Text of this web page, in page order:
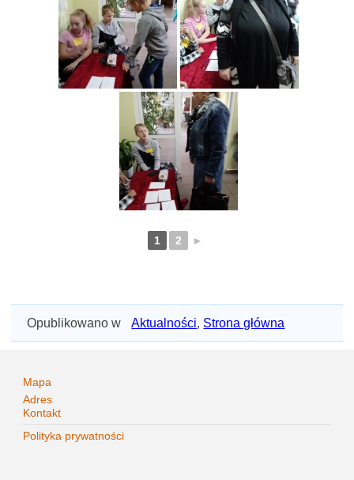
1 2 ►
Opublikowano w Aktualności, Strona główna
Mapa
Adres
Kontakt
Polityka prywatności